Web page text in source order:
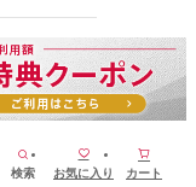
検索 お気に入り カート